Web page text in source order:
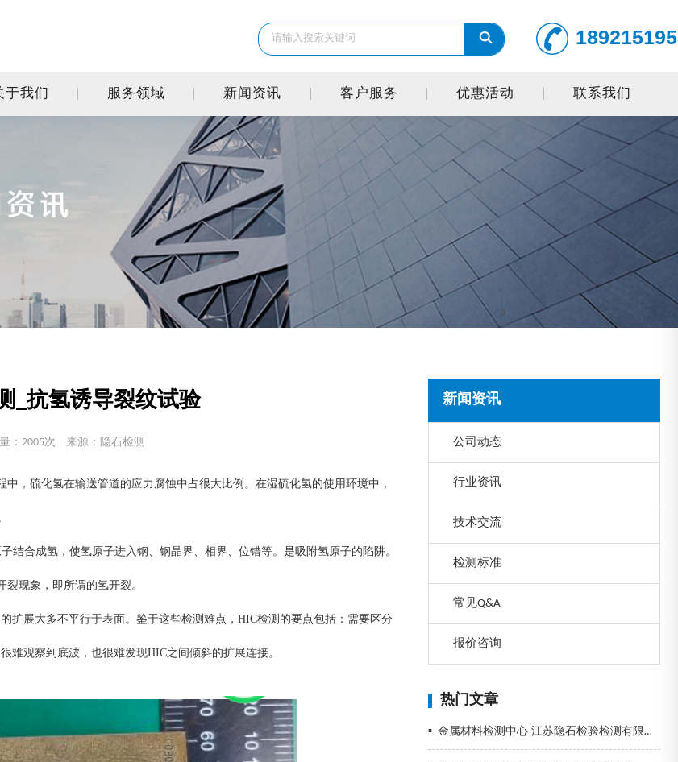
于我们 服务领域 新闻资讯 客户服务 优惠活动 联系我们
新闻资讯
公司动态
行业资讯
技术交流
检测标准
常见Q&A
报价咨询
热门文章
▪ 金属材料检测中心-江苏隐石检验检测有限公司
_抗氢诱导裂纹试验
：2005次 来源：隐石检测
，硫化氢在输送管道的应力腐蚀中占很大比例。在湿硫化氢的使用环境中，
合成氢，使氢原子进入钢、钢晶界、相界、位错等。是吸附氢原子的陷阱。
现象，即所谓的氢开裂。
扩展大多不平行于表面。鉴于这些检测难点，HIC检测的要点包括：需要区分
难观察到底波，也很难发现HIC之间倾斜的扩展连接。